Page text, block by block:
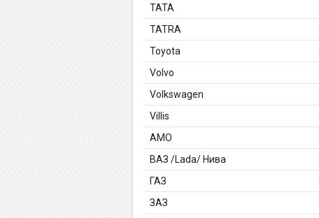
TATA
TATRA
Toyota
Volvo
Volkswagen
Villis
АМО
ВАЗ /Lada/ Нива
ГАЗ
ЗАЗ